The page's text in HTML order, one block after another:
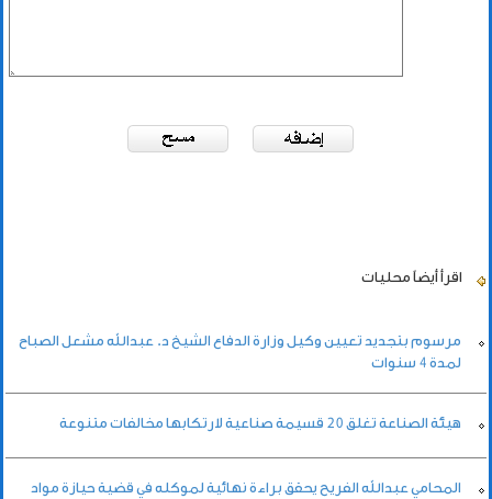
اقرأ أيضاً محليات
مرسوم بتجديد تعيين وكيل وزارة الدفاع الشيخ د. عبدالله مشعل الصباح
لمدة 4 سنوات
هيئة الصناعة تغلق 20 قسيمة صناعية لارتكابها مخالفات متنوعة
المحامي عبدالله الفريح يحقق براءة نهائية لموكله في قضية حيازة مواد